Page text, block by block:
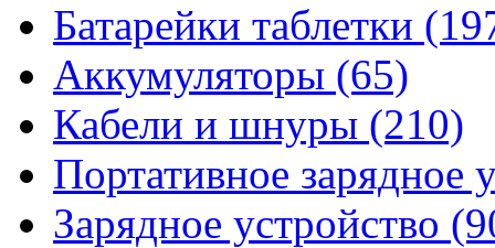
Батарейки таблетки
Аккумуляторы (65)
Кабели и шнуры (210)
Портативное зарядное
Зарядное устройство